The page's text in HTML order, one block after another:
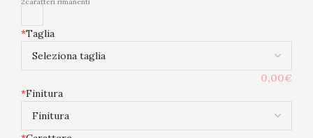
*Taglia
0,00€
*Finitura